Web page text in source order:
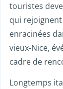
touristes
qui
enracinées
vieux-Nice,
cadre de
Longtemps